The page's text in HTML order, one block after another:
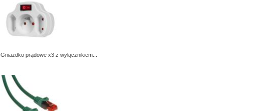
Gniazdko prądowe x3 z wyłącznikiem...